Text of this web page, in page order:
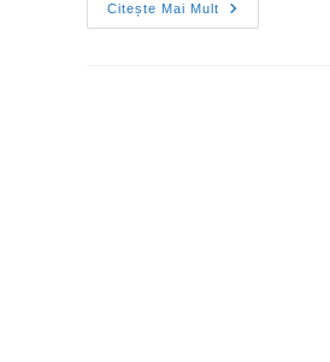
Citește Mai Mult